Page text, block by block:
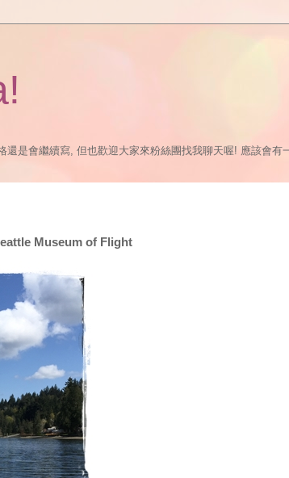
是會繼續寫, 但也歡迎大家來粉絲團找我聊天喔! 應該會
Museum of Flight